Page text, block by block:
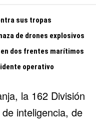
sus tropas
de drones explosivos
dos frentes marítimos
operativo
la 162 División
inteligencia, de